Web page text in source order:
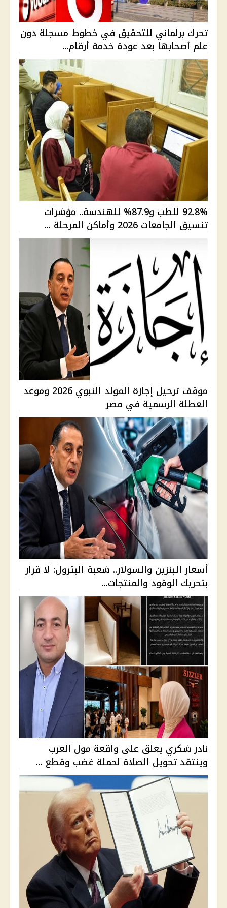
تحرك برلماني للتحقيق في خطوط مسجلة دون
علم أصحابها بعد عودة خدمة أرقام...
92.8% للطب و87.9% للهندسة.. مؤشرات
تنسيق الجامعات 2026 وأماكن المرحلة ...
موقف ترحيل إجازة المولد النبوي 2026 وموعد
العطلة الرسمية في مصر
أسعار البنزين والسولار.. شعبة البترول: لا قرار
بتحريك الوقود والمنتجات...
نادر شكري يعلق على واقعة مول العرب
وينتقد تحويل الصلاة لحملة غضب وقطع ...